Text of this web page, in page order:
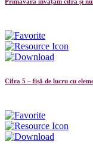
Cifra 5 – fișă de lucru cu